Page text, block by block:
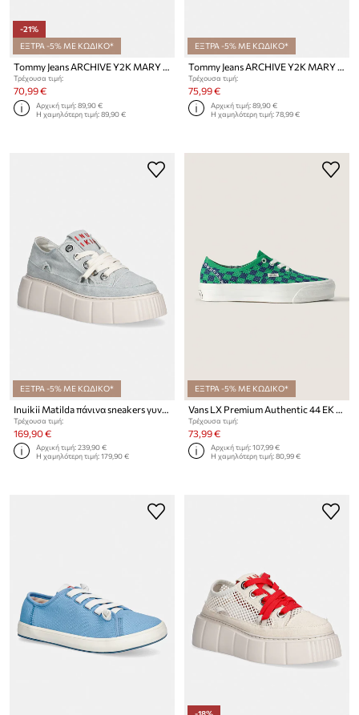
-21%
ΕΞΤΡΑ -5% ΜΕ ΚΩΔΙΚΟ*
Tommy Jeans ARCHIVE Y2K MARY JANE πάνινα sneakers γυναικεία
Τρέχουσα τιμή:
70,99 €
Αρχική τιμή:89,90 €
Η χαμηλότερη τιμή:89,90 €
ΕΞΤΡΑ -5% ΜΕ ΚΩΔΙΚΟ*
Tommy Jeans ARCHIVE Y2K MARY JANE πάνινα sneakers γυναικεία
Τρέχουσα τιμή:
75,99 €
Αρχική τιμή:89,90 €
Η χαμηλότερη τιμή:78,99 €
ΕΞΤΡΑ -5% ΜΕ ΚΩΔΙΚΟ*
Inuikii Matilda πάνινα sneakers γυναικεία
Τρέχουσα τιμή:
169,90 €
Αρχική τιμή:239,90 €
Η χαμηλότερη τιμή:179,90 €
ΕΞΤΡΑ -5% ΜΕ ΚΩΔΙΚΟ*
Vans LX Premium Authentic 44 EK Checkerboard πάνινα sneakers
Τρέχουσα τιμή:
73,99 €
Αρχική τιμή:107,99 €
Η χαμηλότερη τιμή:80,99 €